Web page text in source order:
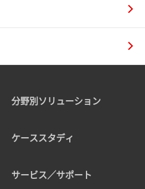
分野別ソリューション
ケーススタディ
サービス／サポート